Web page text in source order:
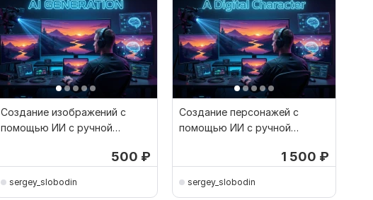
Создание изображений с
помощью ИИ с ручной
500 ₽
sergey_slobodin
Создание персонажей с
помощью ИИ с ручной
1 500 ₽
sergey_slobodin